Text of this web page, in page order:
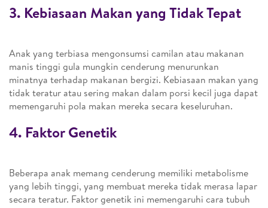
3. Kebiasaan Makan yang Tidak Tepat
Anak yang terbiasa mengonsumsi camilan atau makanan
manis tinggi gula mungkin cenderung menurunkan
minatnya terhadap makanan bergizi. Kebiasaan makan yang
tidak teratur atau sering makan dalam porsi kecil juga dapat
memengaruhi pola makan mereka secara keseluruhan.
4. Faktor Genetik
Beberapa anak memang cenderung memiliki metabolisme
yang lebih tinggi, yang membuat mereka tidak merasa lapar
secara teratur. Faktor genetik ini memengaruhi cara tubuh